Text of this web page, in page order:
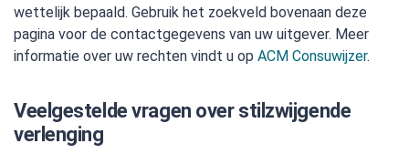
wettelijk bepaald. Gebruik het zoekveld bovenaan deze
pagina voor de contactgegevens van uw uitgever. Meer
informatie over uw rechten vindt u op ACM Consuwijzer.
Veelgestelde vragen over stilzwijgende
verlenging